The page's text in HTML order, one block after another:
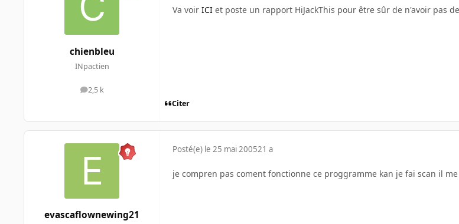
chienbleu
INpactien
2,5 k
messages
Va voir ICI et poste un rapport HiJackThis pour être sûr de n'avoir pas
Citer
evascaflownewing21
Posté(e) le 25 mai 200521 a
je compren pas coment fonctionne ce proggramme kan je fai scan il